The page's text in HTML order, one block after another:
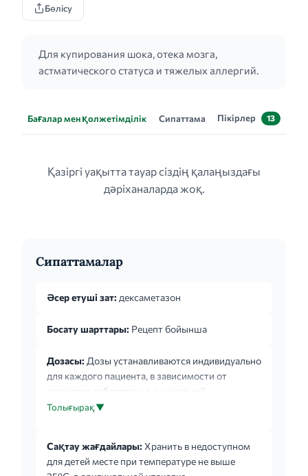
Бөлісу
Для купирования шока, отека мозга,
астматического статуса и тяжелых аллергий.
Бағалар мен қолжетімділік Сипаттама Пікірлер 13
Қазіргі уақытта тауар сіздің қалаңыздағы
дәріханаларда жоқ.
Сипаттамалар
Әсер етуші зат: дексаметазон
Босату шарттары: Рецепт бойынша
Дозасы: Дозы устанавливаются индивидуально
для каждого пациента, в зависимости от
характера заболевания, ожидаемой
продолжительности лечения, переносимости
можно вводить внутривенно (в виде инъекций
или инфузий с раствором глюкозы или
Толығырақ ▼
Сақтау жағдайлары: Хранить в недоступном
для детей месте при температуре не выше